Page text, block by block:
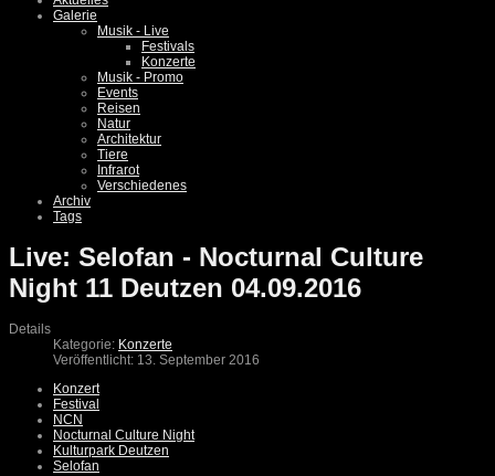
Galerie
Musik - Live
Festivals
Konzerte
Musik - Promo
Events
Reisen
Natur
Architektur
Tiere
Infrarot
Verschiedenes
Archiv
Tags
Live: Selofan - Nocturnal Culture
Night 11 Deutzen 04.09.2016
Details
Kategorie: Konzerte
Veröffentlicht: 13. September 2016
Konzert
Festival
NCN
Nocturnal Culture Night
Kulturpark Deutzen
Selofan